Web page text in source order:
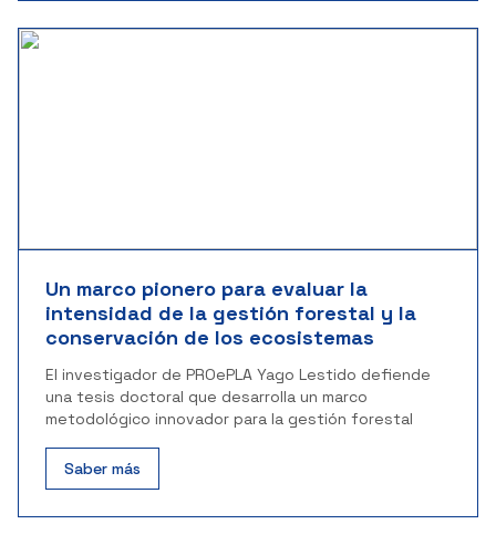
Un marco pionero para evaluar la
intensidad de la gestión forestal y la
conservación de los ecosistemas
El investigador de PROePLA Yago Lestido defiende
una tesis doctoral que desarrolla un marco
metodológico innovador para la gestión forestal
Saber más